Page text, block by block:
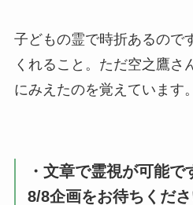
子どもの霊で時折あるので
くれること。ただ空之鷹さ
にみえたのを覚えています。
・文章で霊視が可能で
8/8企画をお待ちくださ